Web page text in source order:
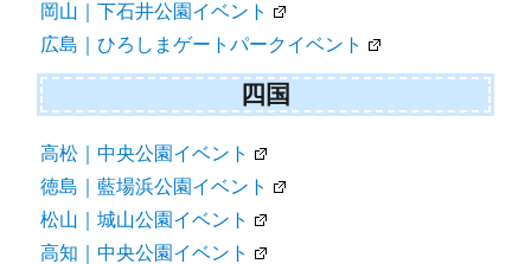
岡山｜下石井公園イベント
広島｜ひろしまゲートパークイベント
四国
高松｜中央公園イベント
徳島｜藍場浜公園イベント
松山｜城山公園イベント
高知｜中央公園イベント